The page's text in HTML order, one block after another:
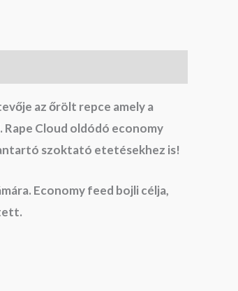
az őrölt repce amely a
Cloud oldódó economy
szoktató etetésekhez is!
Economy feed bojli célja,